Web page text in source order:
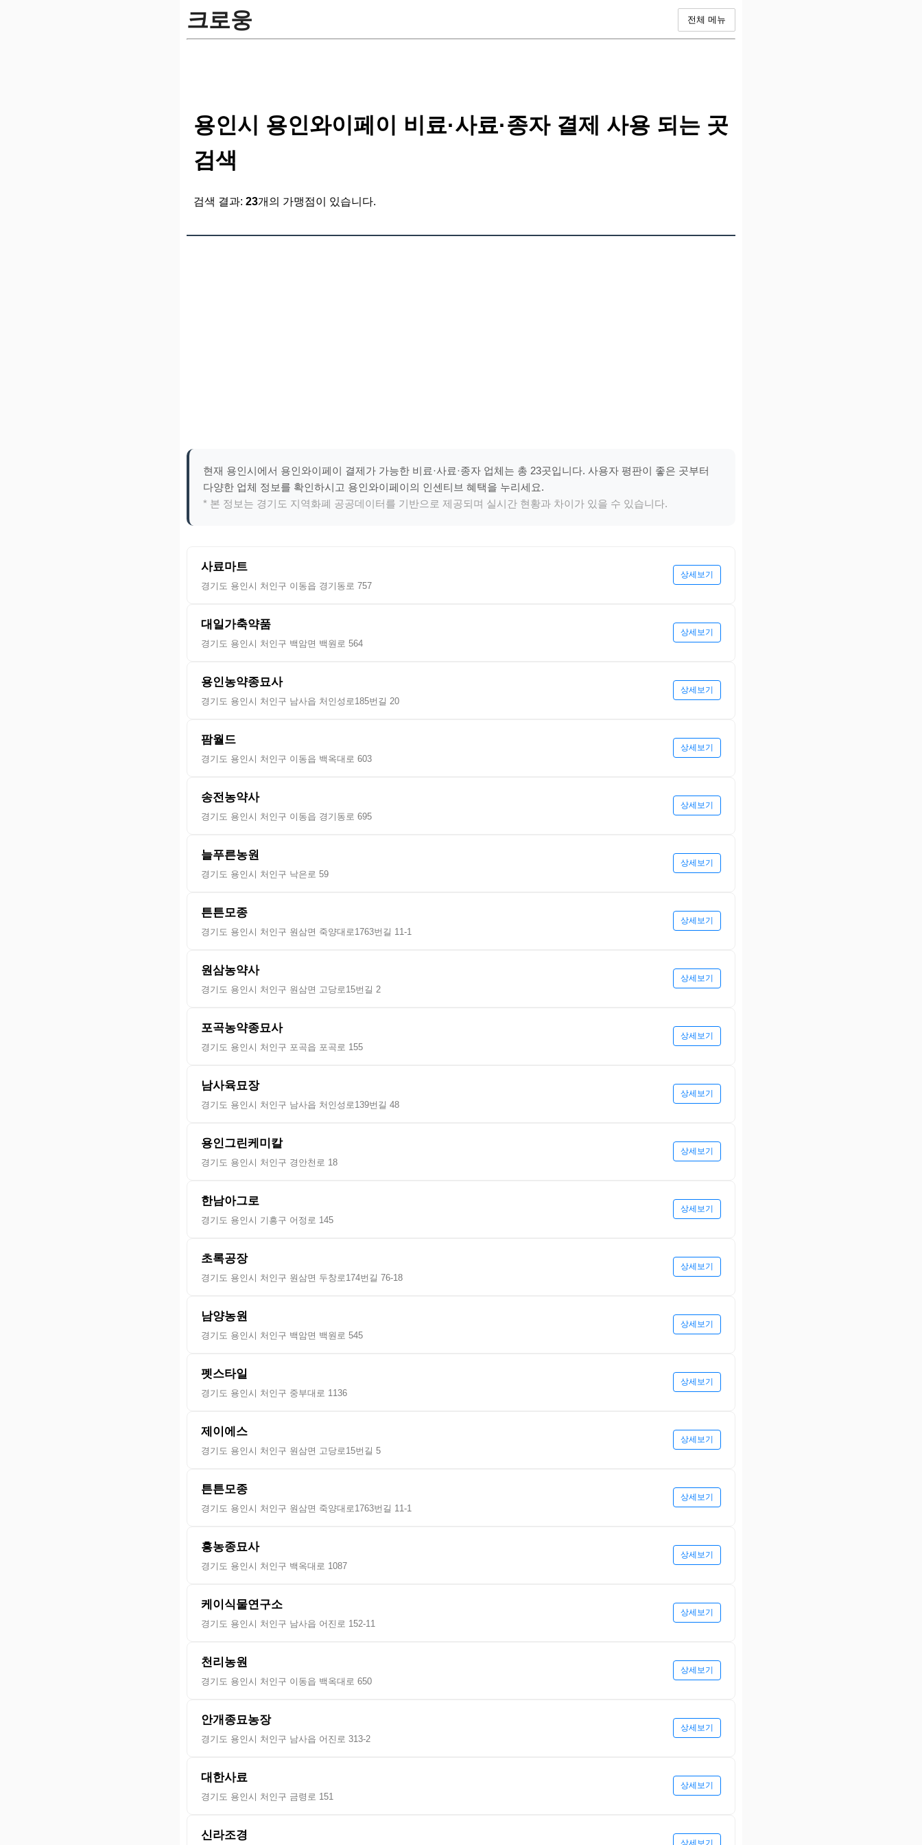
크로웅 전체 메뉴
용인시 용인와이페이 비료·사료·종자 결제 사용 되는 곳
검색
검색 결과: 23개의 가맹점이 있습니다.
현재 용인시에서 용인와이페이 결제가 가능한 비료·사료·종자 업체는 총 23곳입니다. 사용자 평판이 좋은 곳부터
다양한 업체 정보를 확인하시고 용인와이페이의 인센티브 혜택을 누리세요.
* 본 정보는 경기도 지역화폐 공공데이터를 기반으로 제공되며 실시간 현황과 차이가 있을 수 있습니다.
사료마트
경기도 용인시 처인구 이동읍 경기동로 757
상세보기
대일가축약품
경기도 용인시 처인구 백암면 백원로 564
상세보기
용인농약종묘사
경기도 용인시 처인구 남사읍 처인성로185번길 20
상세보기
팜월드
경기도 용인시 처인구 이동읍 백옥대로 603
상세보기
송전농약사
경기도 용인시 처인구 이동읍 경기동로 695
상세보기
늘푸른농원
경기도 용인시 처인구 낙은로 59
상세보기
튼튼모종
경기도 용인시 처인구 원삼면 죽양대로1763번길 11-1
상세보기
원삼농약사
경기도 용인시 처인구 원삼면 고당로15번길 2
상세보기
포곡농약종묘사
경기도 용인시 처인구 포곡읍 포곡로 155
상세보기
남사육묘장
경기도 용인시 처인구 남사읍 처인성로139번길 48
상세보기
용인그린케미칼
경기도 용인시 처인구 경안천로 18
상세보기
한남아그로
경기도 용인시 기흥구 어정로 145
상세보기
초록공장
경기도 용인시 처인구 원삼면 두창로174번길 76-18
상세보기
남양농원
경기도 용인시 처인구 백암면 백원로 545
상세보기
펫스타일
경기도 용인시 처인구 중부대로 1136
상세보기
제이에스
경기도 용인시 처인구 원삼면 고당로15번길 5
상세보기
튼튼모종
경기도 용인시 처인구 원삼면 죽양대로1763번길 11-1
상세보기
흥농종묘사
경기도 용인시 처인구 백옥대로 1087
상세보기
케이식물연구소
경기도 용인시 처인구 남사읍 어진로 152-11
상세보기
천리농원
경기도 용인시 처인구 이동읍 백옥대로 650
상세보기
안개종묘농장
경기도 용인시 처인구 남사읍 어진로 313-2
상세보기
대한사료
경기도 용인시 처인구 금령로 151
상세보기
신라조경